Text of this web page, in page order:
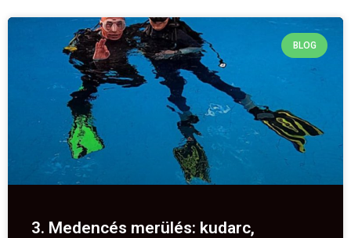
BLOG
3. Medencés merülés: kudarc,